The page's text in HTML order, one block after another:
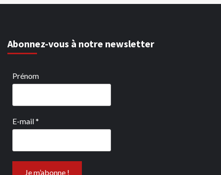
Abonnez-vous à notre newsletter
Prénom
E-mail*